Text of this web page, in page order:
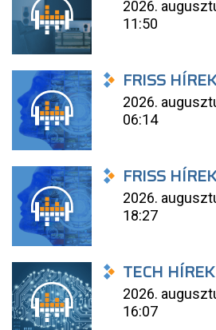
2026.
11:50
FRISS
2026.
06:14
FRISS
2026.
18:27
TECH HÍREK
2026.
16:07